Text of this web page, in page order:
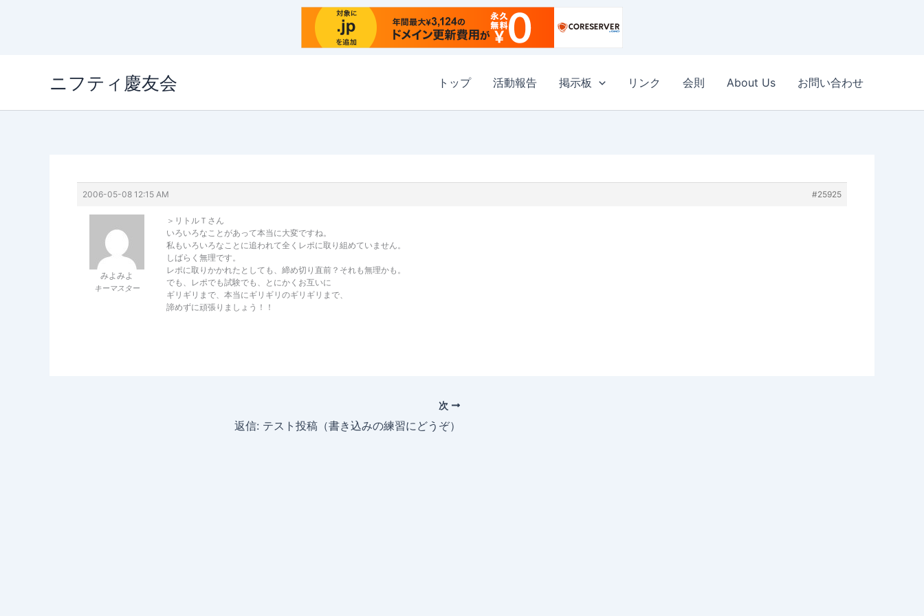
ニフティ慶友会 トップ 活動報告 掲示板 リンク 会則 About Us お問い合わせ
2006-05-08 12:15 AM #25925
みよみよ
キーマスター
＞リトルＴさん
いろいろなことがあって本当に大変ですね。
私もいろいろなことに追われて全くレポに取り組めていません。
しばらく無理です。
レポに取りかかれたとしても、締め切り直前？それも無理かも。
でも、レポでも試験でも、とにかくお互いに
ギリギリまで、本当にギリギリのギリギリまで、
諦めずに頑張りましょう！！
次
返信: テスト投稿（書き込みの練習にどうぞ）